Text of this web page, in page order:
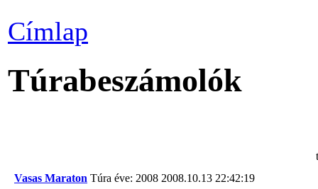
Címlap
Túrabeszámolók
Vasas Maraton Túra éve: 2008 2008.10.13 22:42:19